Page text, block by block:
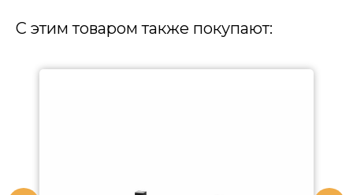
С этим товаром также покупают: